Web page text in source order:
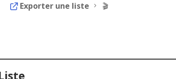
Exporter une liste 5 🎬